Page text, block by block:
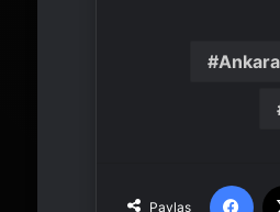
Ankara
Paylaş